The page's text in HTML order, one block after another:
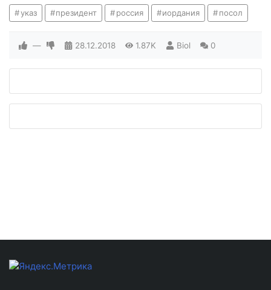
указ президент россия иордания посол
— 28.12.2018 1.87K Biol 0